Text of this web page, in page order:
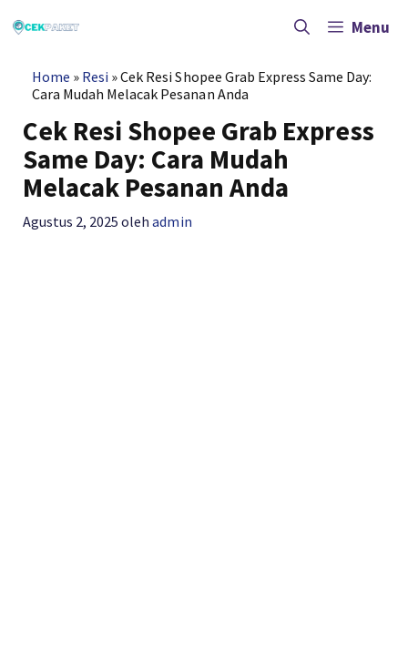
ke
Menu
Home » Resi »Cek Resi Shopee Grab Express Same Day:
Cara Mudah Melacak Pesanan Anda
Cek Resi Shopee Grab Express
Same Day: Cara Mudah
Melacak Pesanan Anda
Agustus 2, 2025 olehadmin